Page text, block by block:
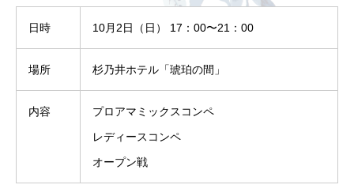
日時 10月2日（日） 17：00〜21：00
場所 杉乃井ホテル「琥珀の間」
内容
プロアマミックスコンペ
レディースコンペ
オープン戦